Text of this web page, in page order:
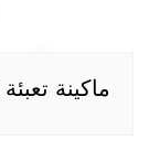
ماكينة